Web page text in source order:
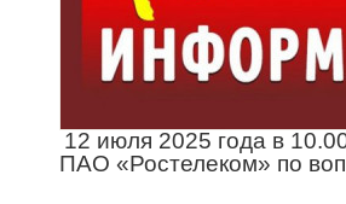
12 июля 2025 года в
ПАО «Ростелеком» по